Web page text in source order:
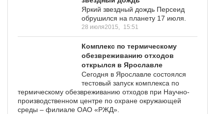
Яркий звездный дождь Персеид
обрушился на планету 17 июля.
28 июля2015, 15:51
Комплекс по термическому
обезвреживанию отходов
открылся в Ярославле
Сегодня в Ярославле состоялся
тестовый запуск комплекса по
термическому обезвреживанию отходов при Научно-
производственном центре по охране окружающей
среды – филиале ОАО «РЖД».